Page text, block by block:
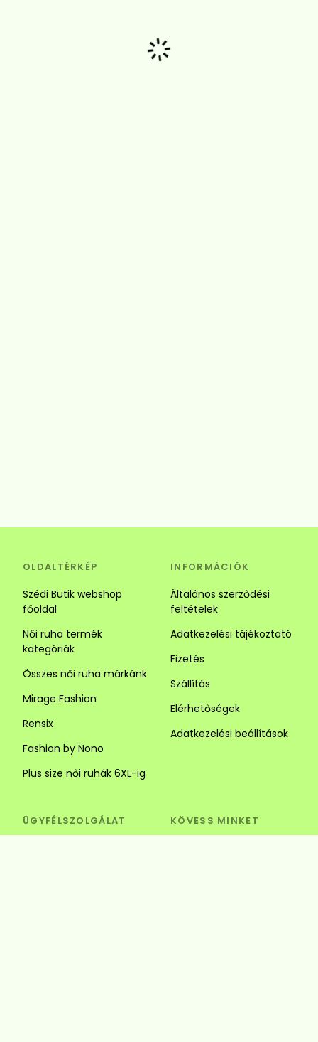
OLDALTÉRKÉP
Szédi Butik webshop
főoldal
Női ruha termék
kategóriák
Összes női ruha márkánk
Mirage Fashion
Rensix
Fashion by Nono
Plus size női ruhák 6XL-ig
INFORMÁCIÓK
Általános szerződési
feltételek
Adatkezelési tájékoztató
Fizetés
Szállítás
Elérhetőségek
Adatkezelési beállítások
ÜGYFÉLSZOLGÁLAT KÖVESS MINKET